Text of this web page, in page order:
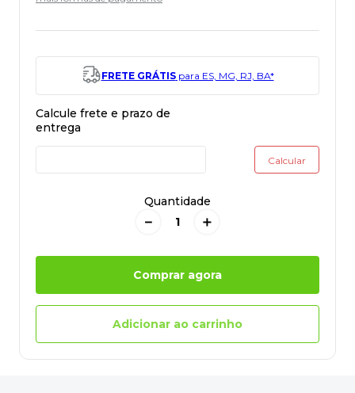
FRETE GRÁTISpara ES, MG, RJ, BA*
Quantidade
＋
－
Comprar agora
Adicionar ao carrinho